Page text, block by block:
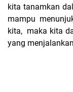
kita tanamkan
mampu
kita, maka kita
yang